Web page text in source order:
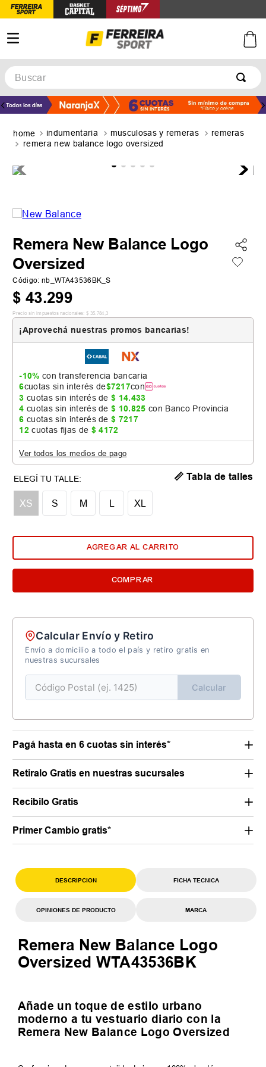
Buscar
indumentaria musculosas y remeras
remeras
remera new balance logo oversized
Remera New Balance Logo
Oversized
Código: nb_WTA43536BK_S
$ 43.299
Precio sin impuestos nacionales: $ 35.784 ,3
¡Aprovechá nuestras promos bancarias!
-10% con transferencia bancaria
6cuotas sin interés de$7217con
3 cuotas sin interés de$ 14.433
4 cuotas sin interés de$ 10.825 con Banco Provincia
6 cuotas sin interés de$ 7217
12 cuotas fijas de $ 4172
Ver todos los medios de pago
S L
M XL
XS
📏 Tabla de talles
AGREGAR AL CARRITO
COMPRAR
Calcular Envío y Retiro
Envío a domicilio a todo el país y retiro gratis en
nuestras sucursales
Calcular
Pagá hasta en 6 cuotas sin interés*
Retiralo Gratis en nuestras sucursales
Recibilo Gratis
Primer Cambio gratis*
DESCRIPCION FICHA TECNICA
OPINIONES DE PRODUCTO MARCA
Remera New Balance Logo
Oversized WTA43536BK
Añade un toque de estilo urbano
moderno a tu vestuario diario con la
Remera New Balance Logo Oversized
TÉRMINOS MÁS BUSCADOS
.
basquet